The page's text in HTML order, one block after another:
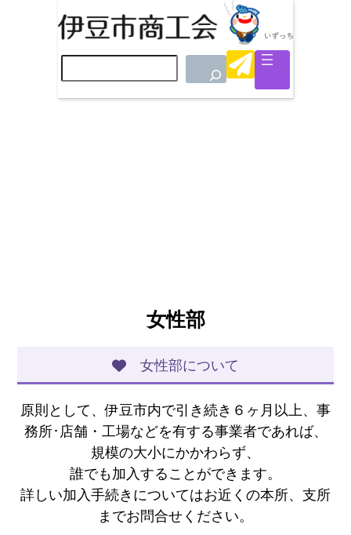
検
女性部
女性部について
原則として、伊豆市内で引き続き６ヶ月以上、事
務所･店舗・工場などを有する事業者であれば、
規模の大小にかかわらず、
誰でも加入することができます。
詳しい加入手続きについてはお近くの本所、支所
までお問合せください。